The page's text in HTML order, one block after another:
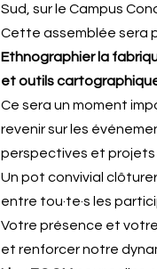
Sud, sur le Campus
Cette assemblée sera
Ethnographier la
et outils
Ce sera un moment
revenir sur les
perspectives et projets
Un pot convivial
entre tou·te·s les
Votre présence et
et renforcer notre